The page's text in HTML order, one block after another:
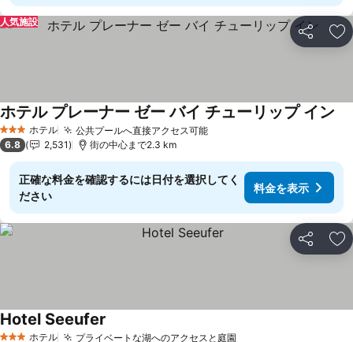
シェア お
人気施設
3 ホテルのランク
ホテル 公共プールへ直接アクセス可能
ホテル プレーナー ゼー バイ チューリップ イン
6.8 2,531 街の中心まで2.3 km
正確な料金を確認するには日付を選択してく
ださい
料金を表示
シェア お
ホテル プライベートな湖へのアクセスと庭園
Hotel Seeufer